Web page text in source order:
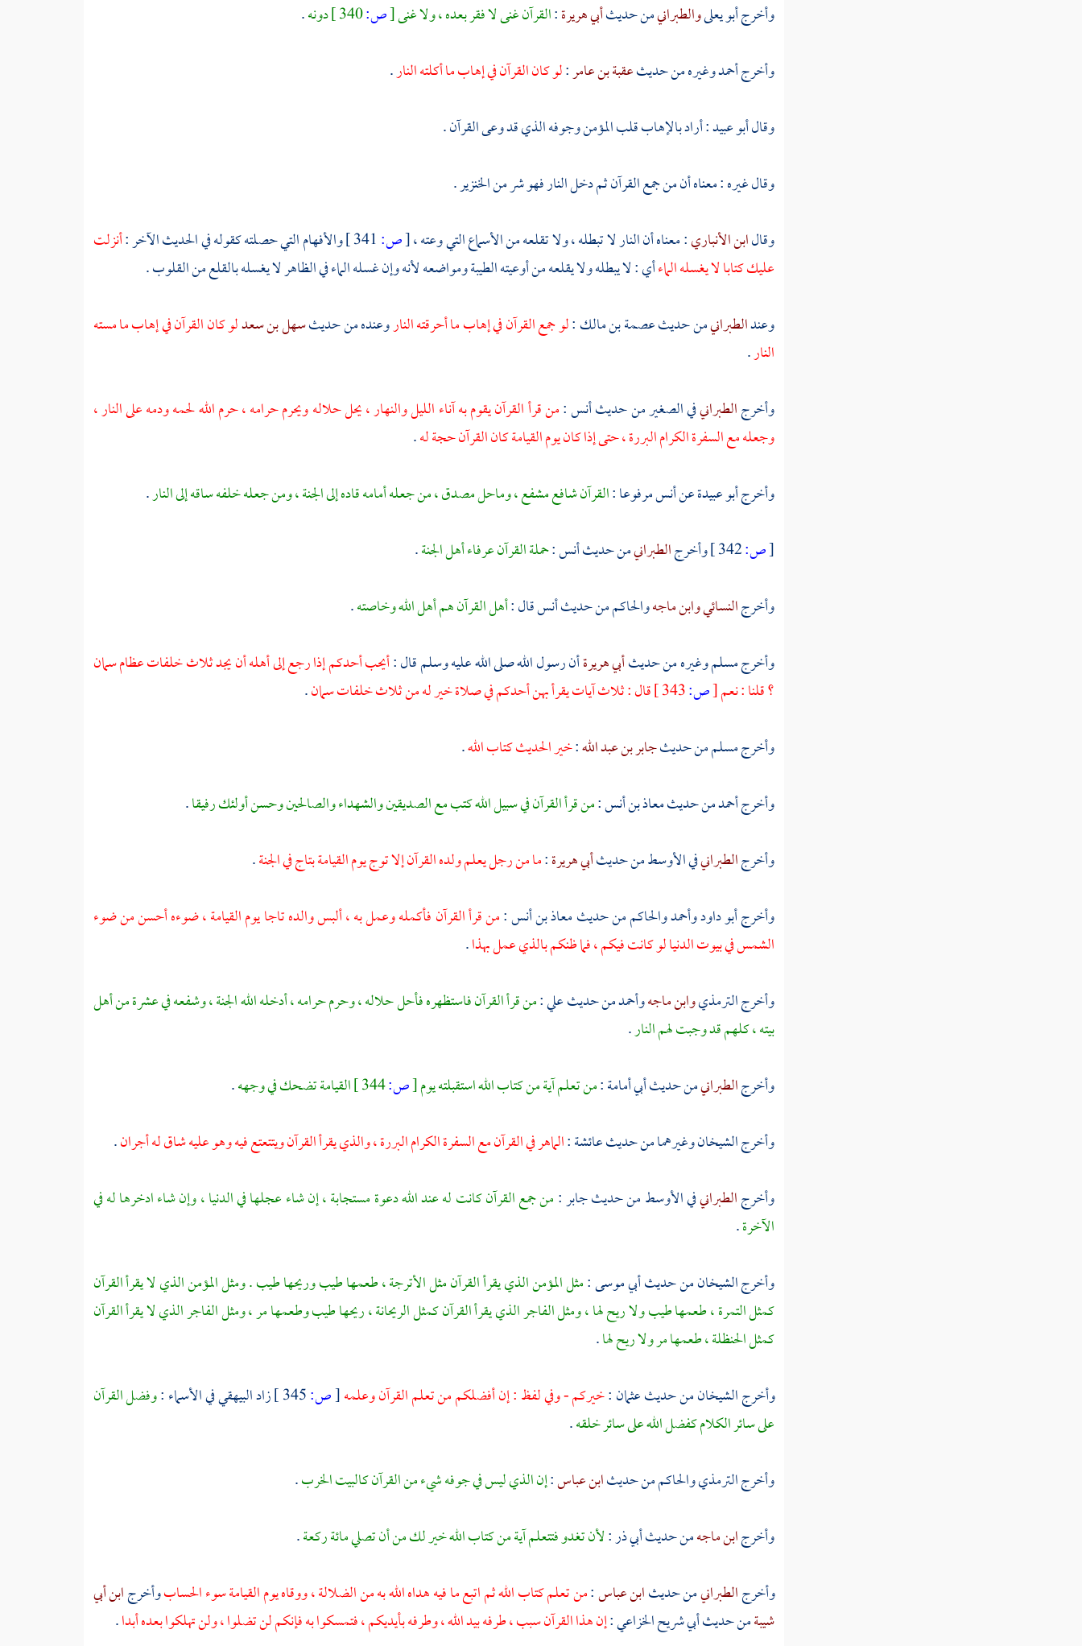
وأخرجأبو يعلىوالطبرانيمن حديثأبي هريرة:القرآن غنى لا فقر بعده ، ولا غنى[ص: دونه.
وأخرجأحمدوغيره من حديثعقبة بن عامر:لو كان القرآن في إهاب ما أكلته النار.
وقالأبو عبيد: أراد بالإهاب قلب المؤمن وجوفه الذي قد وعى القرآن .
وقال غيره : معناه أن من جمع القرآن ثم دخل النار فهو شر من الخنزير .
وقالابن الأنباري: معناه أن النار لا تبطله ، ولا تقلعه من الأسماع التي وعته ،[ص: والأفهام التي حصلته كقوله في الحديث الآخر :أنزلت
عليك كتابا لا يغسله الماءأي : لا يبطله ولا يقلعه من أوعيته الطيبة ومواضعه لأنه وإن غسله الماء في الظاهر لا يغسله بالقلع من القلوب .
وعندالطبرانيمن حديثعصمة بن مالك:لو جمع القرآن في إهاب ما أحرقته الناروعنده من حديثسهل بن سعدلو كان القرآن في إهاب ما مسته
النار.
وأخرجالطبرانيفي الصغير من حديثأنس:من قرأ القرآن يقوم به آناء الليل والنهار ، يحل حلاله ويحرم حرامه ، حرم الله لحمه ودمه على النار ،
وجعله مع السفرة الكرام البررة ، حتى إذا كان يوم القيامة كان القرآن حجة له.
وأخرجأبو عبيدةعنأنسمرفوعا :القرآن شافع مشفع ، وماحل مصدق ، من جعله أمامه قاده إلى الجنة ، ومن جعله خلفه ساقه إلى النار.
[ص: وأخرجالطبرانيمن حديثأنس:حملة القرآن عرفاء أهل الجنة.
وأخرجالنسائيوابن ماجهوالحاكممن حديثأنسقال :أهل القرآن هم أهل الله وخاصته.
وأخرجمسلموغيره من حديثأبي هريرةأن رسول الله صلى الله عليه وسلم قال :أيحب أحدكم إذا رجع إلى أهله أن يجد ثلاث خلفات عظام سمان
؟ قلنا : نعم[ص: قال : ثلاث آيات يقرأ بهن أحدكم في صلاة خير له من ثلاث خلفات سمان.
وأخرجمسلممن حديثجابر بن عبد الله:خير الحديث كتاب الله.
وأخرجأحمدمن حديثمعاذ بن أنس:من قرأ القرآن في سبيل الله كتب مع الصديقين والشهداء والصالحين وحسن أولئك رفيقا.
وأخرجالطبرانيفي الأوسط من حديثأبي هريرة:ما من رجل يعلم ولده القرآن إلا توج يوم القيامة بتاج في الجنة.
وأخرجأبو داودوأحمدوالحاكممن حديثمعاذ بن أنس:من قرأ القرآن فأكمله وعمل به ، ألبس والده تاجا يوم القيامة ، ضوءه أحسن من ضوء
الشمس في بيوت الدنيا لو كانت فيكم ، فما ظنكم بالذي عمل بهذا.
وأخرجالترمذيوابن ماجهوأحمدمن حديثعلي:من قرأ القرآن فاستظهره فأحل حلاله ، وحرم حرامه ، أدخله الله الجنة ، وشفعه في عشرة من أهل
بيته ، كلهم قد وجبت لهم النار.
وأخرجالطبرانيمن حديثأبي أمامة:من تعلم آية من كتاب الله استقبلته يوم[ص: القيامة تضحك في وجهه.
وأخرج الشيخان وغيرهما من حديثعائشة:الماهر في القرآن مع السفرة الكرام البررة ، والذي يقرأ القرآن ويتتعتع فيه وهو عليه شاق له أجران.
وأخرجالطبرانيفي الأوسط من حديثجابر:من جمع القرآن كانت له عند الله دعوة مستجابة ، إن شاء عجلها في الدنيا ، وإن شاء ادخرها له في
الآخرة.
وأخرج الشيخان من حديثأبي موسى:مثل المؤمن الذي يقرأ القرآن مثل الأترجة ، طعمها طيب وريحها طيب . ومثل المؤمن الذي لا يقرأ القرآن
كمثل التمرة ، طعمها طيب ولا ريح لها ، ومثل الفاجر الذي يقرأ القرآن كمثل الريحانة ، ريحها طيب وطعمها مر ، ومثل الفاجر الذي لا يقرأ القرآن
كمثل الحنظلة ، طعمها مر ولا ريح لها.
وأخرج الشيخان من حديثعثمان:خيركم - وفي لفظ : إن أفضلكم من تعلم القرآن وعلمه[ص: زادالبيهقيفي الأسماء :وفضل القرآن
على سائر الكلام كفضل الله على سائر خلقه.
وأخرجالترمذيوالحاكممن حديثابن عباس:إن الذي ليس في جوفه شيء من القرآن كالبيت الخرب.
وأخرجابن ماجهمن حديثأبي ذر:لأن تغدو فتتعلم آية من كتاب الله خير لك من أن تصلي مائة ركعة.
وأخرجالطبرانيمن حديثابن عباس:من تعلم كتاب الله ثم اتبع ما فيه هداه الله به من الضلالة ، ووقاه يوم القيامة سوء الحسابوأخرجابن أبي
شيبةمن حديثأبي شريح الخزاعي:إن هذا القرآن سبب ، طرفه بيد الله ، وطرفه بأيديكم ، فتمسكوا به فإنكم لن تضلوا ، ولن تهلكوا بعده أبدا.